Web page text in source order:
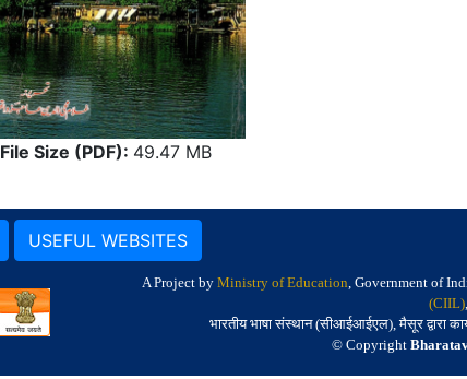
File Size (PDF): 49.47 MB
USEFUL WEBSITES
A Project by Ministry of Education, Government of
(CIIL)
भारतीय भाषा संस्थान (सीआईआईएल), मैसूर द्वारा
© Copyright